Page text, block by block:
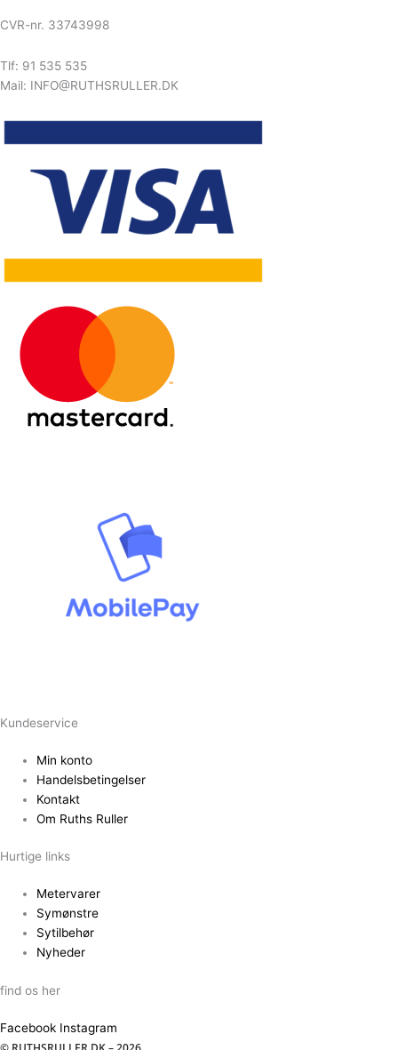
CVR-nr. 33743998
Tlf: 91 535 535
Mail: INFO@RUTHSRULLER.DK
Kundeservice
Min konto
Handelsbetingelser
Kontakt
Om Ruths Ruller
Hurtige links
Metervarer
Symønstre
Sytilbehør
Nyheder
find os her
Facebook Instagram